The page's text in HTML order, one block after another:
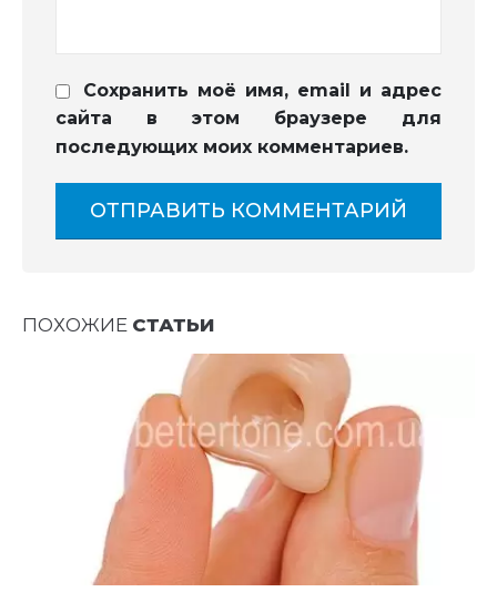
Сохранить моё имя, email и адрес
сайта в этом браузере для
последующих моих комментариев.
ПОХОЖИЕ СТАТЬИ